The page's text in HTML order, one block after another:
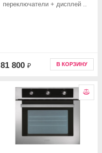
переключатели + дисплей ..
81 800 ₽ В КОРЗИНУ